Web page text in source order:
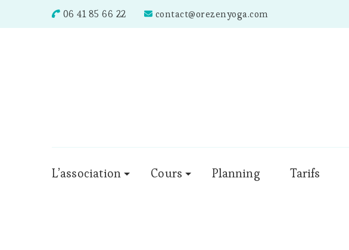
06 41 85 66 22 contact@orezenyoga.com
L’association Cours Planning Tarifs